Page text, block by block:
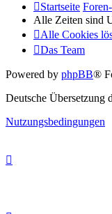
Startseite
Alle Zeiten sind
Alle Cookies
Das Team
Powered by phpBB®
Deutsche Übersetzung
Nutzungsbedingungen